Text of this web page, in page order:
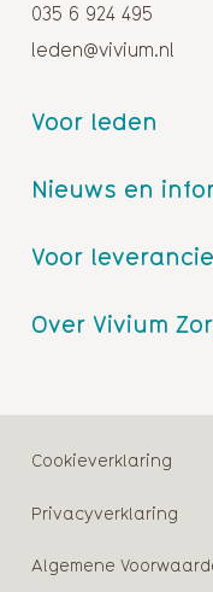
035 6 924 495
leden@vivium.nl
Voor leden
Nieuws en
Voor
Over Vivium
Cookieverklaring
Privacyverklaring
Algemene